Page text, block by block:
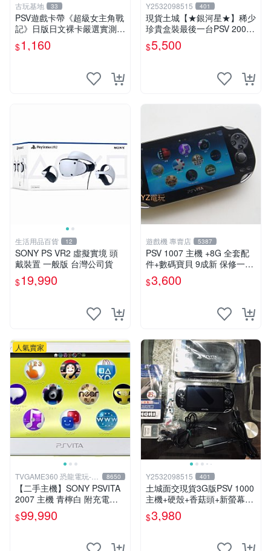
古玩基地 33
PSV遊戲卡帶《超級女主角戰
記》日版日文裸卡嚴選實測正
常索尼專用 超級女主角戰記
PSV 日版 裸卡
$1,160
Y2532098515 401
現貨土城【★銀河星★】稀少
珍貴盒裝最後一台PSV 2000
主機.PSV2000 品質保證日版
可轉換中文
$5,500
生活用品百貨 12
SONY PS VR2 虛擬實境 頭
戴裝置 一般版 台灣公司貨
$19,990
遊戲機 專賣店 5387
PSV 1007 主機 +8G 全套配
件+數碼寶貝 9成新 保修一年
品質有保障 psvita
$3,600
人氣賣家
TVGAME360 恐龍電玩-台
中店
8650
【二手主機】SONY PSVITA
2007 主機 青檸白 附充電器
USB傳輸線 PS VITA PSV 台
中恐龍電玩
$99,990
Y2532098515 401
土城面交現貨3G版PSV 1000
主機+硬殼+香菇頭+新螢幕玻
璃貼+初音掛繩+可改機版本8
成新 一年保修如照片所有的
$3,980